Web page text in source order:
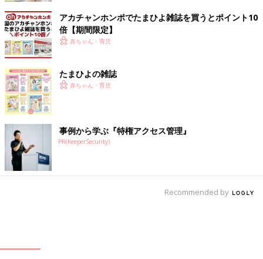
アカチャンホンポでたまひよ雑誌を買うとポイント10
倍【期間限定】
赤ちゃん・育児
たまひよの雑誌
赤ちゃん・育児
事例から学ぶ『特権アクセス管理』
PR(KeeperSecurity)
Recommended by